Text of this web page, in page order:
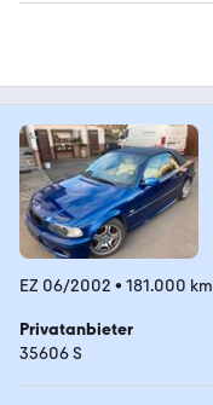
EZ 06/2002 • 181.000 km
Privatanbieter
35606 S